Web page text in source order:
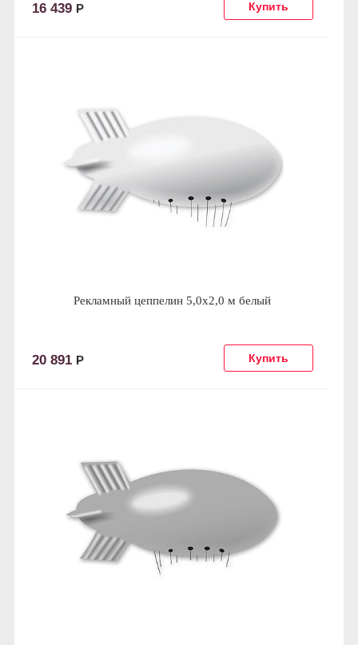
16 439 Р
Рекламный цеппелин 5,0х2,0 м белый
20 891 Р